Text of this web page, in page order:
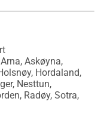
Askøyna,
Hordaland,
Nesttun,
Radøy, Sotra,